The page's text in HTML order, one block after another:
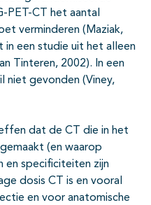
PET-CT het aantal
verminderen (Maziak,
in een studie uit het alleen
Tinteren, 2002). In een
niet gevonden (Viney,
dat de CT die in het
(en waarop
en specificiteiten zijn
dosis CT is en vooral
en voor anatomische